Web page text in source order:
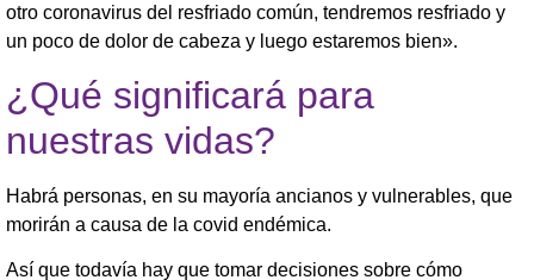
otro coronavirus del resfriado común, tendremos resfriado y
un poco de dolor de cabeza y luego estaremos bien».
¿Qué significará para
nuestras vidas?
Habrá personas, en su mayoría ancianos y vulnerables, que
morirán a causa de la covid endémica.
Así que todavía hay que tomar decisiones sobre cómo